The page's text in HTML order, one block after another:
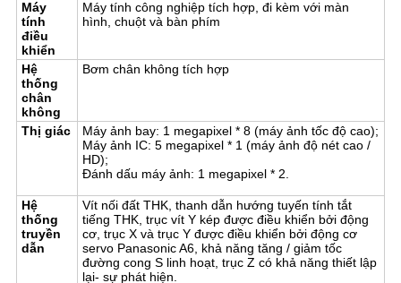
Máy
tính
điều
khiển
Máy tính công nghiệp tích hợp, đi kèm với màn
hình, chuột và bàn phím
Hệ
thống
chân
không
Bơm chân không tích hợp
Thị giác
Máy ảnh bay: 1 megapixel * 8 (máy ảnh tốc độ cao);
Máy ảnh IC: 5 megapixel * 1 (máy ảnh độ nét cao /
HD);
Đánh dấu máy ảnh: 1 megapixel * 2.
Hệ
thống
truyền
dẫn
Vít nối đất THK, thanh dẫn hướng tuyến tính tắt
tiếng THK, trục vít Y kép được điều khiển bởi động
cơ, trục X và trục Y được điều khiển bởi động cơ
servo Panasonic A6, khả năng tăng / giảm tốc
đường cong S linh hoạt, trục Z có khả năng thiết lập
lại- sự phát hiện.